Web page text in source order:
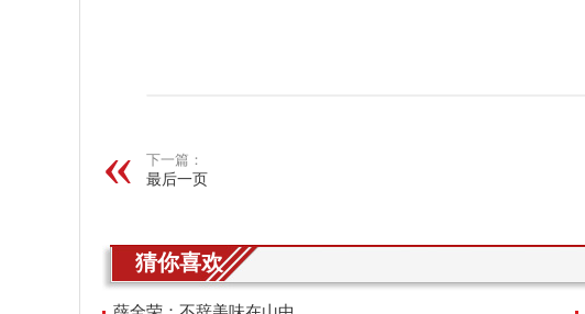
下一篇：
最后一页
猜你喜欢